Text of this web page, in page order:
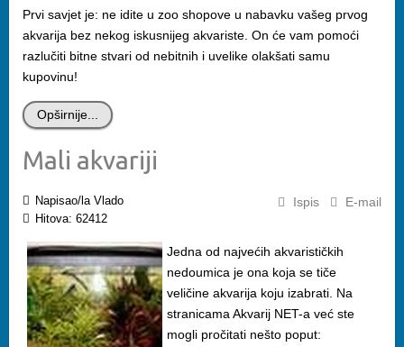
Prvi savjet je: ne idite u zoo shopove u nabavku vašeg prvog
akvarija bez nekog iskusnijeg akvariste. On će vam pomoći
razlučiti bitne stvari od nebitnih i uvelike olakšati samu
kupovinu!
Opširnije...
Mali akvariji
Ispis E-mail
Napisao/la Vlado
Hitova: 62412
Jedna od najvećih akvarističkih
nedoumica je ona koja se tiče
veličine akvarija koju izabrati. Na
stranicama Akvarij NET-a već ste
mogli pročitati nešto poput: